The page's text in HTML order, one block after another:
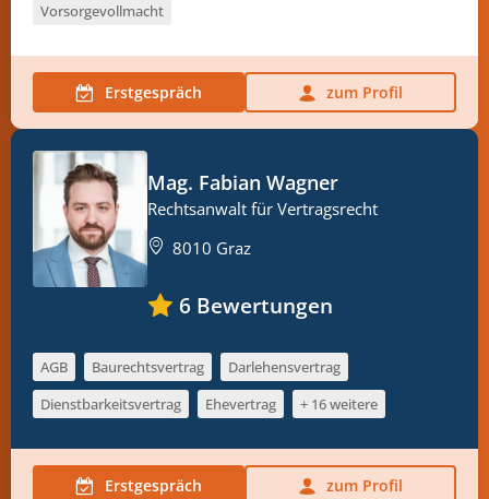
Vorsorgevollmacht
Erstgespräch zum Profil
Mag. Fabian Wagner
Rechtsanwalt für Vertragsrecht
8010 Graz
6 Bewertungen
AGB Baurechtsvertrag
Darlehensvertrag
Dienstbarkeitsvertrag
Ehevertrag + 16 weitere
Erstgespräch zum Profil